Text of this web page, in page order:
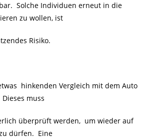
Solche Individuen erneut in die
zu wollen, ist
Risiko.
hinkenden Vergleich mit dem Auto
muss
überprüft werden, um wieder auf
dürfen. Eine